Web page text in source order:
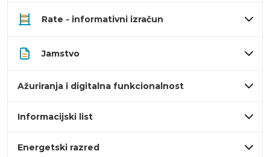
Rate - informativni izračun
Jamstvo
Ažuriranja i digitalna funkcionalnost
Informacijski list
Energetski razred